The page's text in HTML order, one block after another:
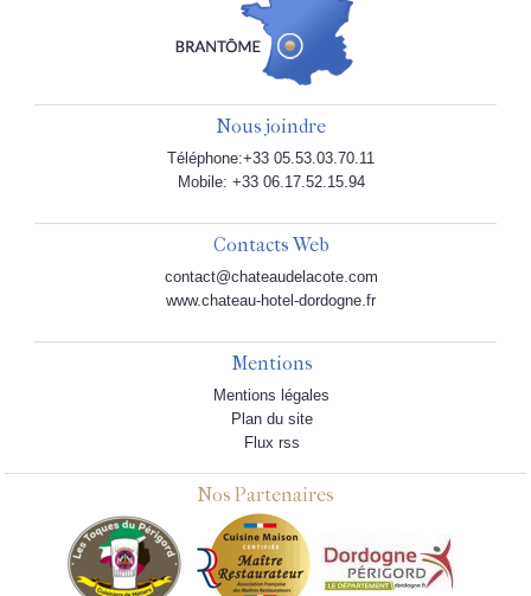
Nous joindre
Téléphone:+33 05.53.03.70.11
Mobile: +33 06.17.52.15.94
Contacts Web
contact@chateaudelacote.com
www.chateau-hotel-dordogne.fr
Mentions
Mentions légales
Plan du site
Flux rss
Nos Partenaires